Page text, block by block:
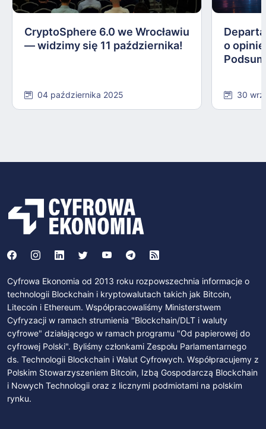
CryptoSphere 6.0 we Wrocławiu
— widzimy się 11 października!
04 października 2025
o opinie
30
Cyfrowa Ekonomia od 2013 roku rozpowszechnia informacje o
technologii Blockchain i kryptowalutach takich jak Bitcoin,
Litecoin i Ethereum. Współpracowaliśmy Ministerstwem
Cyfryzacji w ramach strumienia "Blockchain/DLT i waluty
cyfrowe" działającego w ramach programu "Od papierowej do
cyfrowej Polski". Byliśmy członkami Zespołu Parlamentarnego
ds. Technologii Blockchain i Walut Cyfrowych. Współpracujemy z
Polskim Stowarzyszeniem Bitcoin, Izbą Gospodarczą Blockchain
i Nowych Technologii oraz z licznymi podmiotami na polskim
rynku.